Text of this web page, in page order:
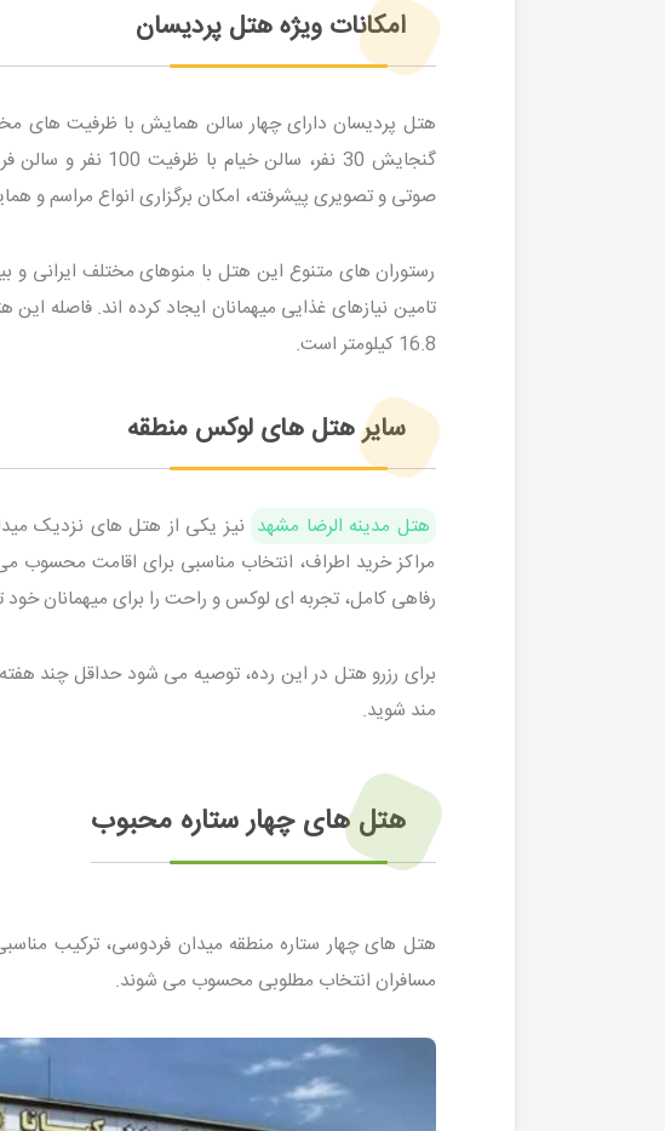
امکانات ویژه هتل پردیسان
صوتی و تصویری پیشرفته، امکان برگزاری انواع مراسم و
رستوران های متنوع این هتل با منوهای مختلف ایرانی و
16.8 کیلومتر است.
سایر هتل های لوکس منطقه
هتل مدینه الرضا مشهد نیز یکی از هتل های نزدیک
مراکز خرید اطراف، انتخاب مناسبی برای اقامت محسوب
رفاهی کامل، تجربه ای لوکس و راحت را برای میهمانان
برای رزرو هتل در این رده، توصیه می شود حداقل چند هفته
مند شوید.
هتل های چهار ستاره محبوب
هتل های چهار ستاره منطقه میدان فردوسی، ترکیب
مسافران انتخاب مطلوبی محسوب می شوند.